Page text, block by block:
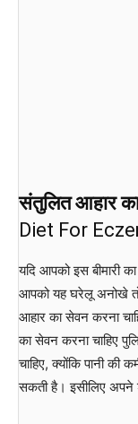
संतुलित आहार
Diet For
यदि आपको इस बीमारी
आपको यह घरेलू अनोखे
आहार का सेवन करना
का सेवन करना चाहिए
चाहिए, क्योंकि पानी की
सकती है। इसीलिए अपने